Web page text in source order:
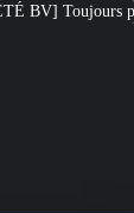
s’attaque